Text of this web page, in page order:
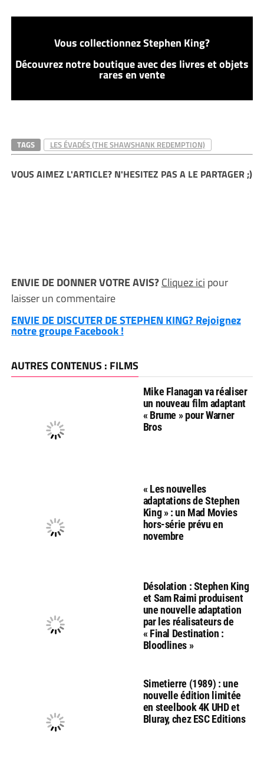
Vous collectionnez Stephen King?
Découvrez notre boutique avec des livres et objets
rares en vente
TAGS LES ÉVADÉS (THE SHAWSHANK REDEMPTION)
VOUS AIMEZ L'ARTICLE? N'HESITEZ PAS A LE PARTAGER ;)
ENVIE DE DONNER VOTRE AVIS?Cliquez ici pour
laisser un commentaire
ENVIE DE DISCUTER DE STEPHEN KING? Rejoignez
notre groupe Facebook !
AUTRES CONTENUS : FILMS
Mike Flanagan va réaliser
un nouveau film adaptant
« Brume » pour Warner
Bros
« Les nouvelles
adaptations de Stephen
King » : un Mad Movies
hors-série prévu en
novembre
Désolation : Stephen King
et Sam Raimi produisent
une nouvelle adaptation
par les réalisateurs de
« Final Destination :
Bloodlines »
Simetierre (1989) : une
nouvelle édition limitée
en steelbook 4K UHD et
Bluray, chez ESC Editions